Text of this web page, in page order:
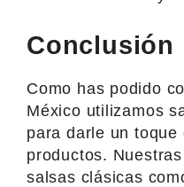
Conclusión
Como has podido
México utilizamos
para darle un
productos.
salsas clásicas